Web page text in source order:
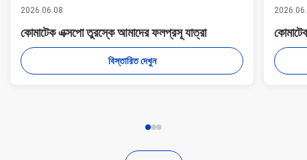
2026.06.08
কোমাটেক এক্সপো তুরস্কে আমাদের ফলপ্রসূ যাত্রা
বিস্তারিত দেখুন